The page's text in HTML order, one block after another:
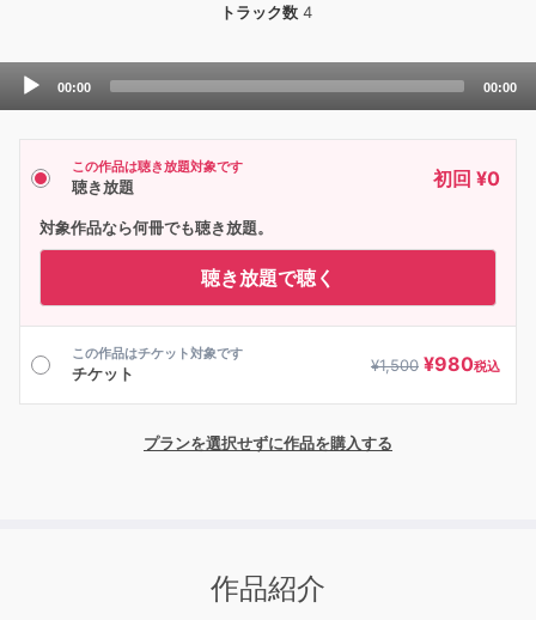
トラック数 4
Audio
00:00 00:00
この作品は聴き放題対象です
聴き放題 初回 ¥0
対象作品なら何冊でも聴き放題。
聴き放題で聴く
この作品はチケット対象です
チケット ¥1,500 ¥980税込
プランを選択せずに作品を購入する
作品紹介